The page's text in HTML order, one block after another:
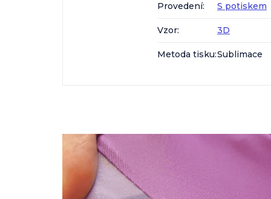
Provedení: S potiskem
Vzor: 3D
Metoda tisku:Sublimace